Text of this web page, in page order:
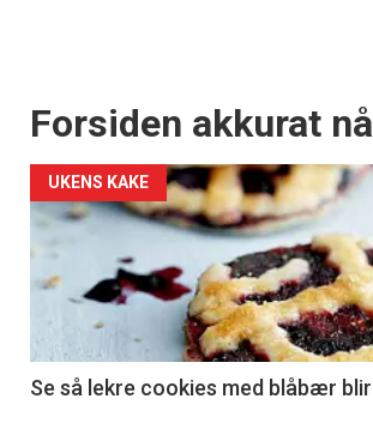
Forsiden akkurat nå
UKENS KAKE
Se så lekre cookies med blåbær blir